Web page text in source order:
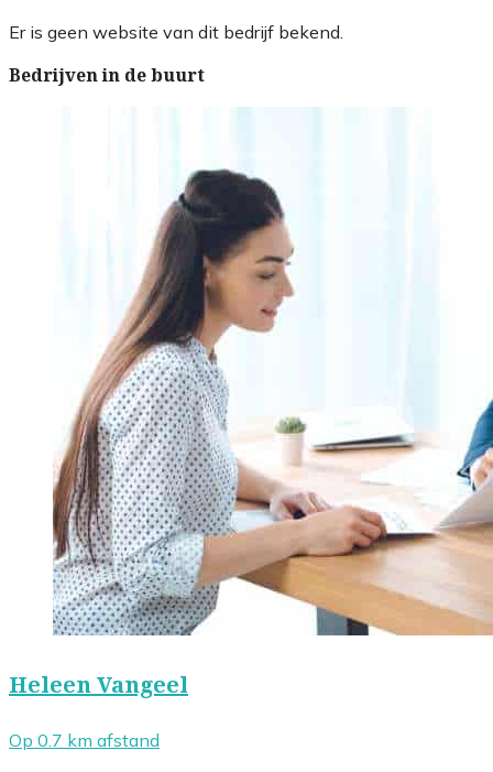
Er is geen website van dit bedrijf bekend.
Bedrijven in de buurt
Heleen Vangeel
Op 0.7 km afstand